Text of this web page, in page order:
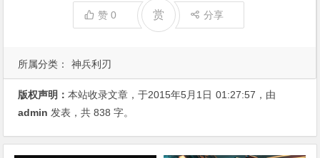
所属分类： 神兵利刃
赞0 赏 分享
版权声明：本站收录文章，于2015年5月1日 01:27:57 ，由
admin 发表，共 838 字。